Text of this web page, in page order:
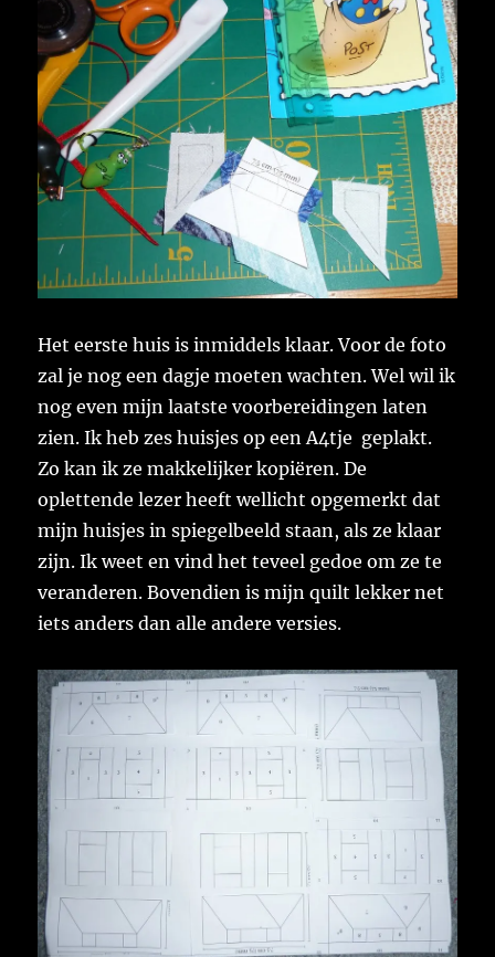
Het eerste huis is inmiddels klaar. Voor de foto
zal je nog een dagje moeten wachten. Wel wil ik
nog even mijn laatste voorbereidingen laten
zien. Ik heb zes huisjes op een A4tje geplakt.
Zo kan ik ze makkelijker kopiëren. De
oplettende lezer heeft wellicht opgemerkt dat
mijn huisjes in spiegelbeeld staan, als ze klaar
zijn. Ik weet en vind het teveel gedoe om ze te
veranderen. Bovendien is mijn quilt lekker net
iets anders dan alle andere versies.